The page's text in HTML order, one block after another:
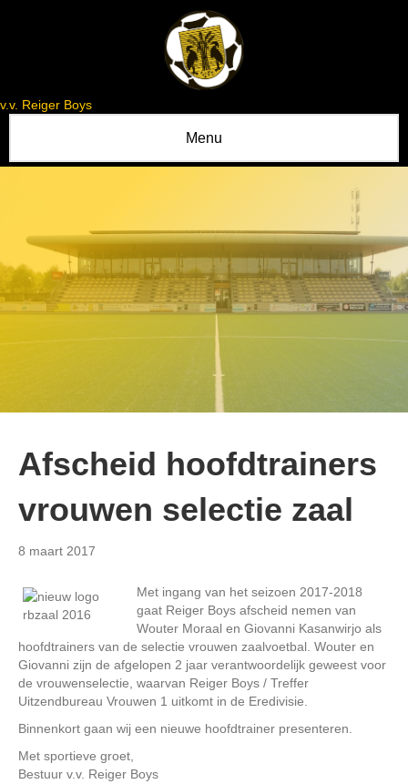
v.v. Reiger Boys
Menu
Afscheid hoofdtrainers
vrouwen selectie zaal
8 maart 2017
Met ingang van het seizoen 2017-2018
gaat Reiger Boys afscheid nemen van
Wouter Moraal en Giovanni Kasanwirjo als
hoofdtrainers van de selectie vrouwen zaalvoetbal. Wouter en
Giovanni zijn de afgelopen 2 jaar verantwoordelijk geweest voor
de vrouwenselectie, waarvan Reiger Boys / Treffer
Uitzendbureau Vrouwen 1 uitkomt in de Eredivisie.
Binnenkort gaan wij een nieuwe hoofdtrainer presenteren.
Met sportieve groet,
Bestuur v.v. Reiger Boys